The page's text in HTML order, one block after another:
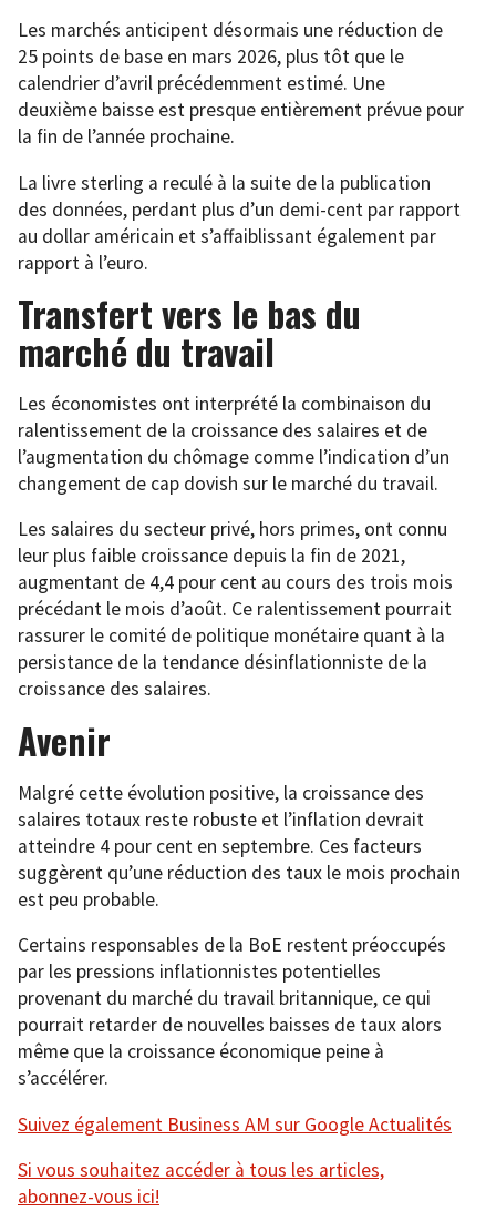
Les marchés anticipent désormais une réduction de
25 points de base en mars 2026, plus tôt que le
calendrier d’avril précédemment estimé. Une
deuxième baisse est presque entièrement prévue pour
la fin de l’année prochaine.
La livre sterling a reculé à la suite de la publication
des données, perdant plus d’un demi-cent par rapport
au dollar américain et s’affaiblissant également par
rapport à l’euro.
Transfert vers le bas du
marché du travail
Les économistes ont interprété la combinaison du
ralentissement de la croissance des salaires et de
l’augmentation du chômage comme l’indication d’un
changement de cap dovish sur le marché du travail.
Les salaires du secteur privé, hors primes, ont connu
leur plus faible croissance depuis la fin de 2021,
augmentant de 4,4 pour cent au cours des trois mois
précédant le mois d’août. Ce ralentissement pourrait
rassurer le comité de politique monétaire quant à la
persistance de la tendance désinflationniste de la
croissance des salaires.
Avenir
Malgré cette évolution positive, la croissance des
salaires totaux reste robuste et l’inflation devrait
atteindre 4 pour cent en septembre. Ces facteurs
suggèrent qu’une réduction des taux le mois prochain
est peu probable.
Certains responsables de la BoE restent préoccupés
par les pressions inflationnistes potentielles
provenant du marché du travail britannique, ce qui
pourrait retarder de nouvelles baisses de taux alors
même que la croissance économique peine à
s’accélérer.
Suivez également Business AM sur Google Actualités
Si vous souhaitez accéder à tous les articles,
abonnez-vous ici!